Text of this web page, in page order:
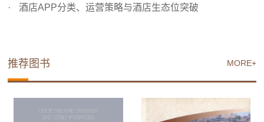
酒店APP分类、运营策略与酒店生态位突破
MORE+
推荐图书